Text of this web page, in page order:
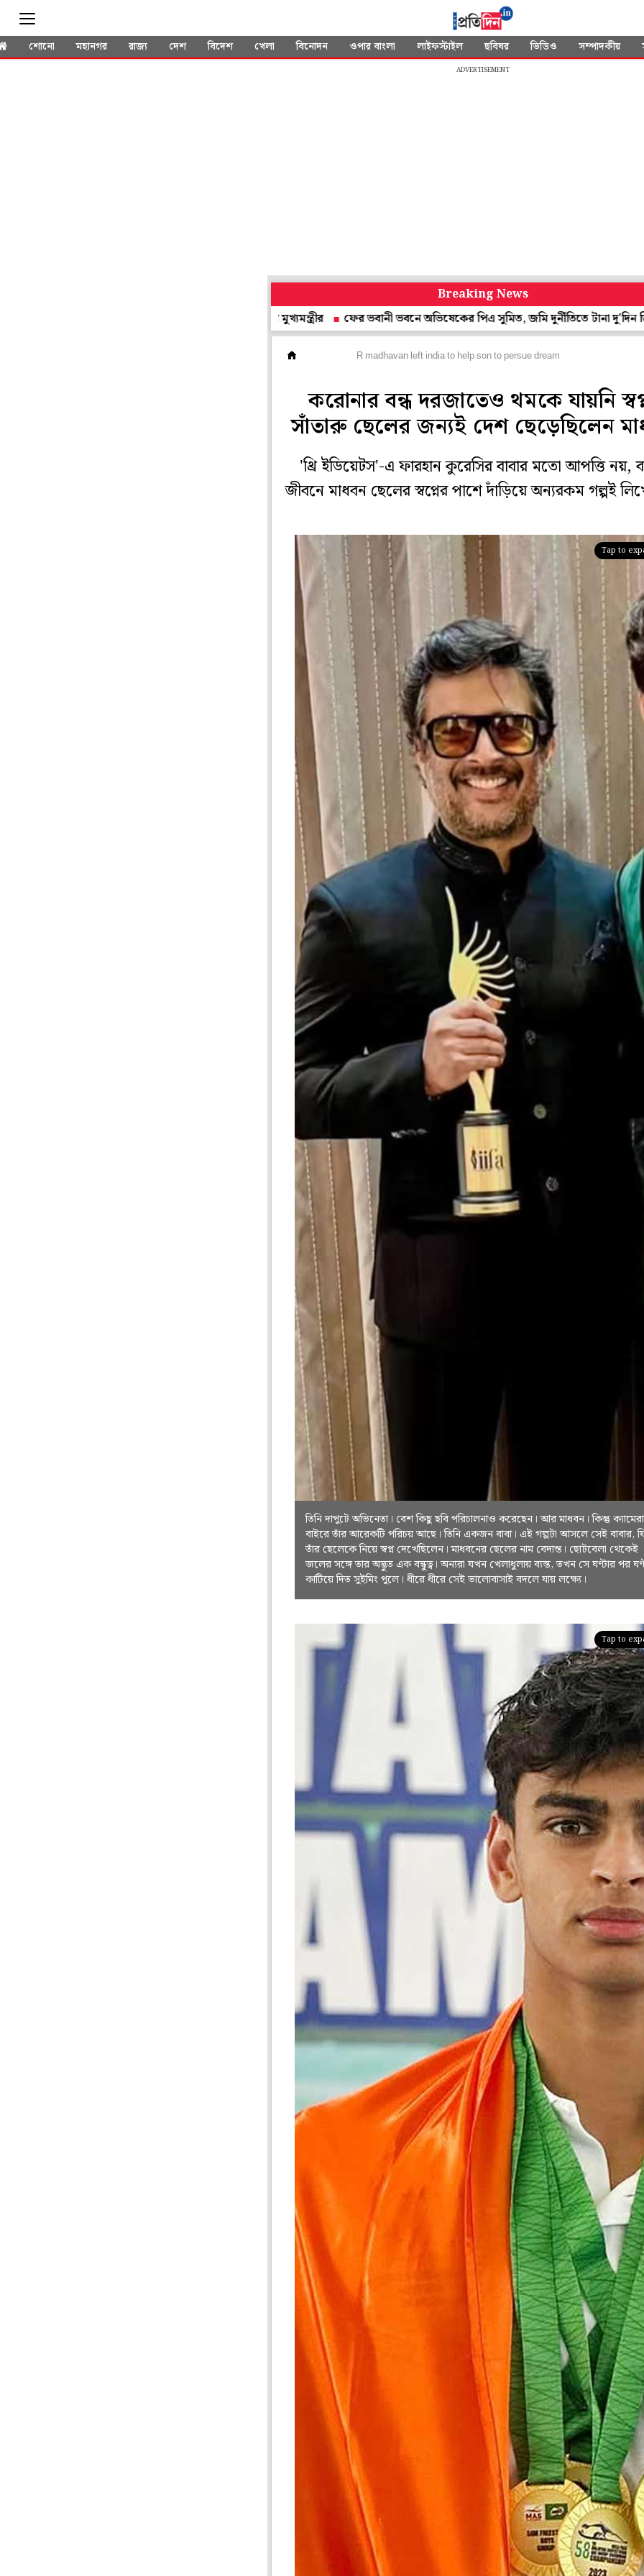
শোনো মহানগর রাজ্য দেশ বিদেশ খেলা বিনোদন ওপার বাংলা লাইফস্টাইল ছবিঘর ভিডিও সম্পাদকীয়
ADVERTISEMENT
Breaking News
ফের ভবানী ভবনে অভিষেকের পিএ সুমিত, জমি দুর্নীতিতে টানা দু'দিন জিজ্ঞাসাবাদ
R madhavan left india to help son to persue dream
করোনার বন্ধ দরজাতেও থমকে যায়নি
সাঁতারু ছেলের জন্যই দেশ ছেড়েছিলেন
'থ্রি ইডিয়েটস'-এ ফারহান কুরেসির বাবার মতো আপত্তি নয়,
জীবনে মাধবন ছেলের স্বপ্নের পাশে দাঁড়িয়ে অন্যরকম গল্পই
Tap to
তিনি দাপুটে অভিনেতা। বেশ কিছু ছবি পরিচালনাও করেছেন। আর মাধবন। কিন্তু
বাইরে তাঁর আরেকটি পরিচয় আছে। তিনি একজন বাবা। এই গল্পটা আসলে সেই বাবার,
তাঁর ছেলেকে নিয়ে স্বপ্ন দেখেছিলেন। মাধবনের ছেলের নাম বেদান্ত। ছোটবেলা থেকেই
জলের সঙ্গে তার অদ্ভুত এক বন্ধুত্ব। অন্যরা যখন খেলাধুলায় ব্যস্ত, তখন সে ঘণ্টার পর
কাটিয়ে দিত সুইমিং পুলে। ধীরে ধীরে সেই ভালোবাসাই বদলে যায় লক্ষ্যে।
Tap to